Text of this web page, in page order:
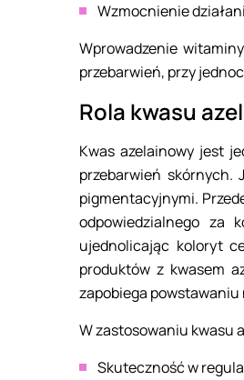
Wzmocnienie
Wprowadzenie
przebarwień, przy
Rola kwasu
Kwas azelainowy jest
przebarwień skórnych.
pigmentacyjnymi.
odpowiedzialnego za
ujednolicając koloryt
produktów z kwasem
zapobiega
W zastosowaniu kwasu
Skuteczność w